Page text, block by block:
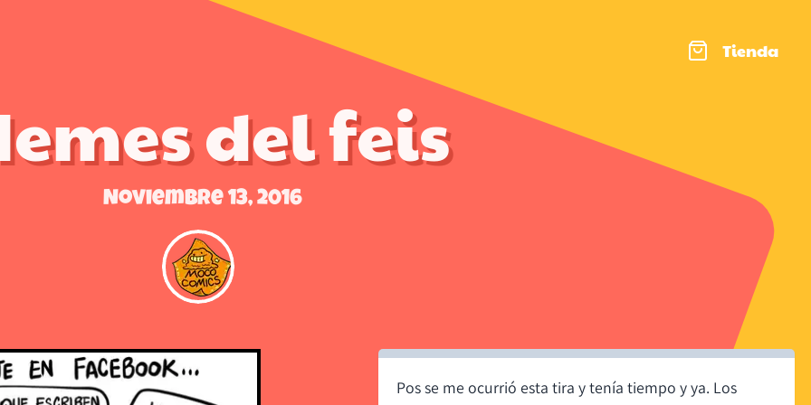
Tienda
del feis
Noviembre 13, 2016
Pos se me ocurrió esta tira y tenía tiempo y ya. Los